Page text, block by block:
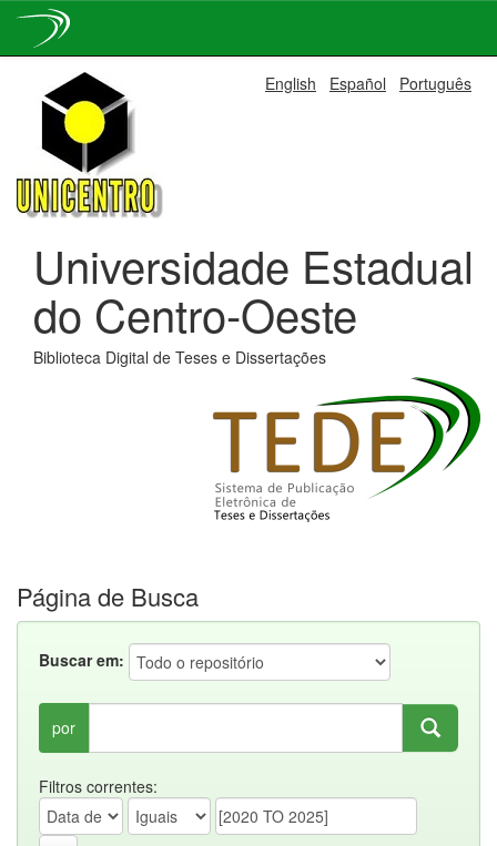
navigation
English Español Português
Universidade Estadual
do Centro-Oeste
Biblioteca Digital de Teses e Dissertações
Página de Busca
Buscar em:
por
Filtros correntes: